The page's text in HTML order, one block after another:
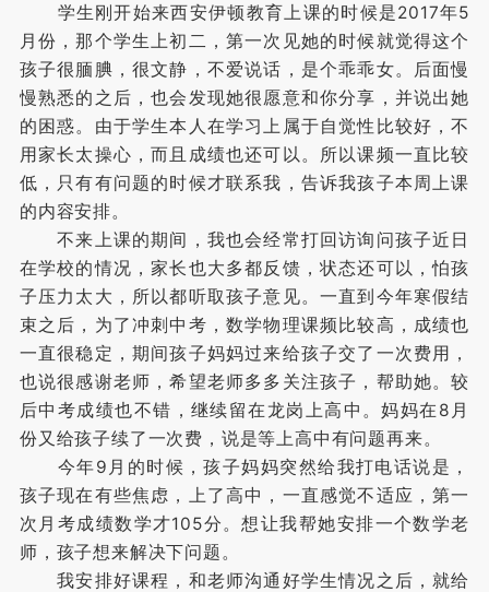
学生刚开始来西安伊顿教育上课的时候是2017年5
月份，那个学生上初二，第一次见她的时候就觉得这个
孩子很腼腆，很文静，不爱说话，是个乖乖女。后面慢
慢熟悉的之后，也会发现她很愿意和你分享，并说出她
的困惑。由于学生本人在学习上属于自觉性比较好，不
用家长太操心，而且成绩也还可以。所以课频一直比较
低，只有有问题的时候才联系我，告诉我孩子本周上课
的内容安排。
不来上课的期间，我也会经常打回访询问孩子近日
在学校的情况，家长也大多都反馈，状态还可以，怕孩
子压力太大，所以都听取孩子意见。一直到今年寒假结
束之后，为了冲刺中考，数学物理课频比较高，成绩也
一直很稳定，期间孩子妈妈过来给孩子交了一次费用，
也说很感谢老师，希望老师多多关注孩子，帮助她。较
后中考成绩也不错，继续留在龙岗上高中。妈妈在8月
份又给孩子续了一次费，说是等上高中有问题再来。
今年9月的时候，孩子妈妈突然给我打电话说是，
孩子现在有些焦虑，上了高中，一直感觉不适应，第一
次月考成绩数学才105分。想让我帮她安排一个数学老
师，孩子想来解决下问题。
我安排好课程，和老师沟通好学生情况之后，就给